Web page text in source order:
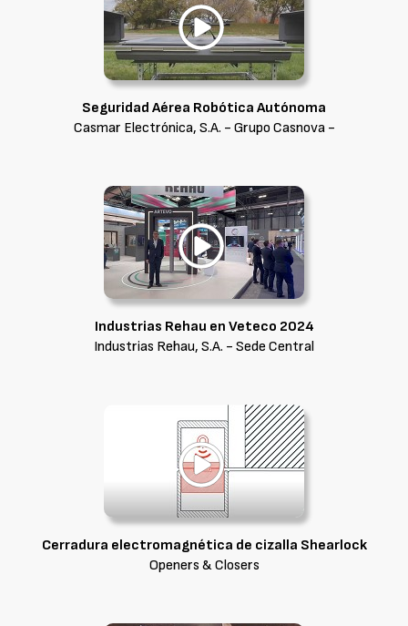
Seguridad Aérea Robótica Autónoma
Casmar Electrónica, S.A. - Grupo Casnova -
Industrias Rehau en Veteco 2024
Industrias Rehau, S.A. - Sede Central
Cerradura electromagnética de cizalla Shearlock
Openers & Closers